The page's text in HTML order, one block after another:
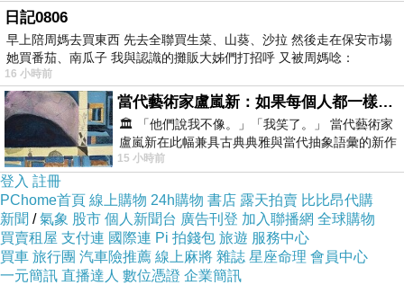
而且在網路上購買，品質有保障又有七天鑑賞期，
不滿意可以退貨也不用擔心買貴!
你一定要來看看【TS6護一生】好朋友開心組(私密
舒粉好攜套組X1+輕柔日用衛生棉X2+輕柔護墊
X1)~~
我是在這裡買的，多比較不吃虧唷!!:
日記0806
早上陪周媽去買東西 先去全聯買生菜、山葵、沙拉 然後走在保安市場
她買番茄、南瓜子 我與認識的攤販大姊們打招呼 又被周媽唸：
16 小時前
當代藝術家盧嵐新：如果每個人都一樣，這世界該有多無聊？
🏛️ 「他們說我不像。」「我笑了。」 當代藝術家
盧嵐新在此幅兼具古典典雅與當代抽象語彙的新作
中，以沈靜的藍色空間為背景，描繪了
15 小時前
登入 註冊
PChome首頁 線上購物 24h購物 書店 露天拍賣 比比昂代購
新聞 /氣象 股市 個人新聞台 廣告刊登 加入聯播網 全球購物
買賣租屋 支付連 國際連 Pi 拍錢包 旅遊 服務中心
買車 旅行團 汽車險推薦 線上麻將 雜誌 星座命理 會員中心
一元簡訊 直播達人 數位憑證 企業簡訊